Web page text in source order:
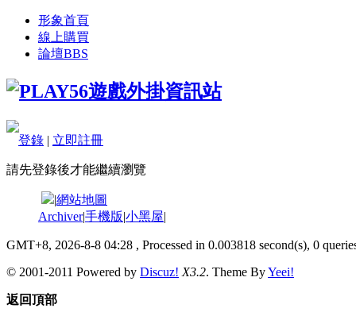
形象首頁
線上購買
論壇BBS
登錄 | 立即註冊
請先登錄後才能繼續瀏覽
|網站地圖
Archiver|手機版|小黑屋|
GMT+8, 2026-8-8 04:28 , Processed in 0.003818 second(s), 0
© 2001-2011 Powered by Discuz! X3.2. Theme ByYeei!
返回頂部